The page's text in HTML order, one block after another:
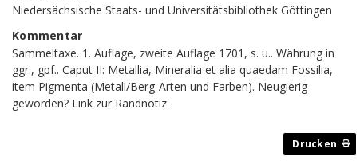
Niedersächsische Staats- und Universitätsbibliothek Göttingen
Kommentar
Sammeltaxe. 1. Auflage, zweite Auflage 1701, s. u.. Währung in
ggr., gpf.. Caput II: Metallia, Mineralia et alia quaedam Fossilia,
item Pigmenta (Metall/Berg-Arten und Farben). Neugierig
geworden? Link zur Randnotiz.